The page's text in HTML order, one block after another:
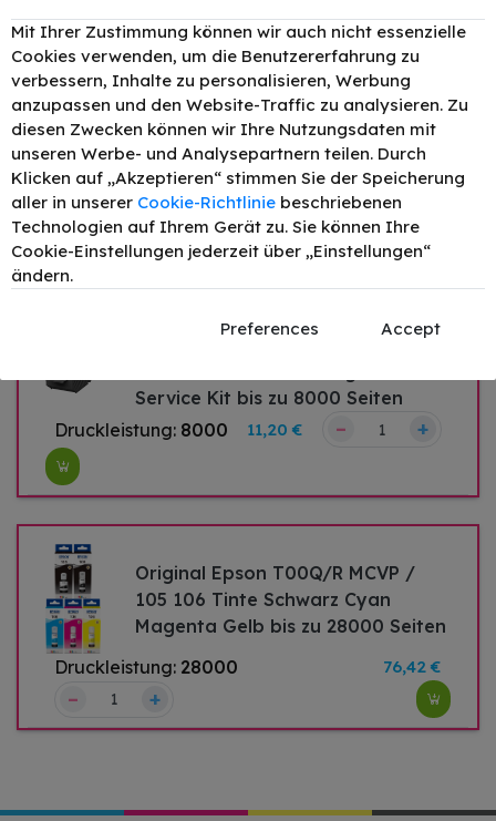
15,78 € – +
Original Epson 106 / C13T00R440
Tinte Gelb 70ml
15,39 € – +
Service Kit bis zu 8000 Seiten
Druckleistung: 8000 11,20 € – +
Original Epson T00Q/R MCVP /
105 106 Tinte Schwarz Cyan
Magenta Gelb bis zu 28000 Seiten
Druckleistung: 28000 76,42 €
– +
Mit Ihrer Zustimmung können wir auch nicht essenzielle
Cookies verwenden, um die Benutzererfahrung zu
verbessern, Inhalte zu personalisieren, Werbung
anzupassen und den Website-Traffic zu analysieren. Zu
diesen Zwecken können wir Ihre Nutzungsdaten mit
unseren Werbe- und Analysepartnern teilen. Durch
Klicken auf „Akzeptieren“ stimmen Sie der Speicherung
aller in unserer Cookie-Richtlinie beschriebenen
Technologien auf Ihrem Gerät zu. Sie können Ihre
Cookie-Einstellungen jederzeit über „Einstellungen“
ändern.
Preferences Accept